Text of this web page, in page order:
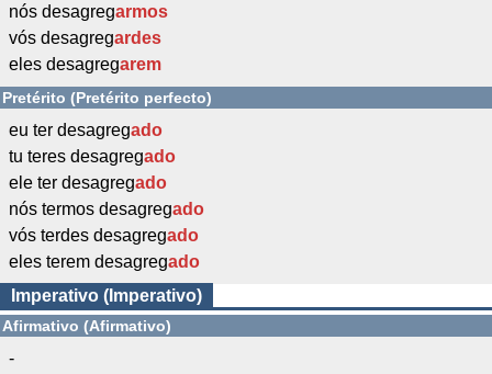
nós desagregarmos
vós desagregardes
eles desagregarem
Pretérito (Pretérito perfecto)
eu ter desagregado
tu teres desagregado
ele ter desagregado
nós termos desagregado
vós terdes desagregado
eles terem desagregado
Imperativo (Imperativo)
Afirmativo (Afirmativo)
-